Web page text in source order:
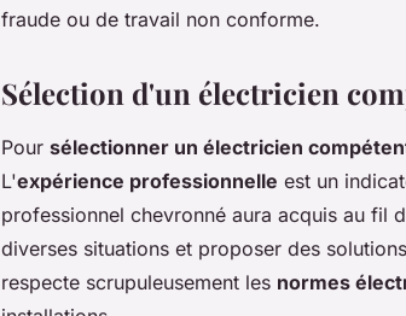
fraude ou de travail non conforme.
Sélection d'un électricien
Pour sélectionner un électricien
L'expérience professionnelle est un
professionnel chevronné aura acquis au fil
diverses situations et proposer des
respecte scrupuleusement les normes